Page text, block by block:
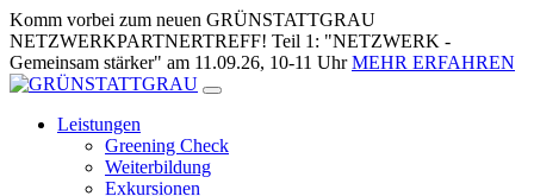
Zum
Inhalt
springen
Komm vorbei zum neuen GRÜNSTATTGRAU
NETZWERKPARTNERTREFF! Teil 1: "NETZWERK -
Gemeinsam stärker" am 11.09.26, 10-11 UhrMEHR ERFAHREN
Leistungen
Greening Check
Weiterbildung
Exkursionen